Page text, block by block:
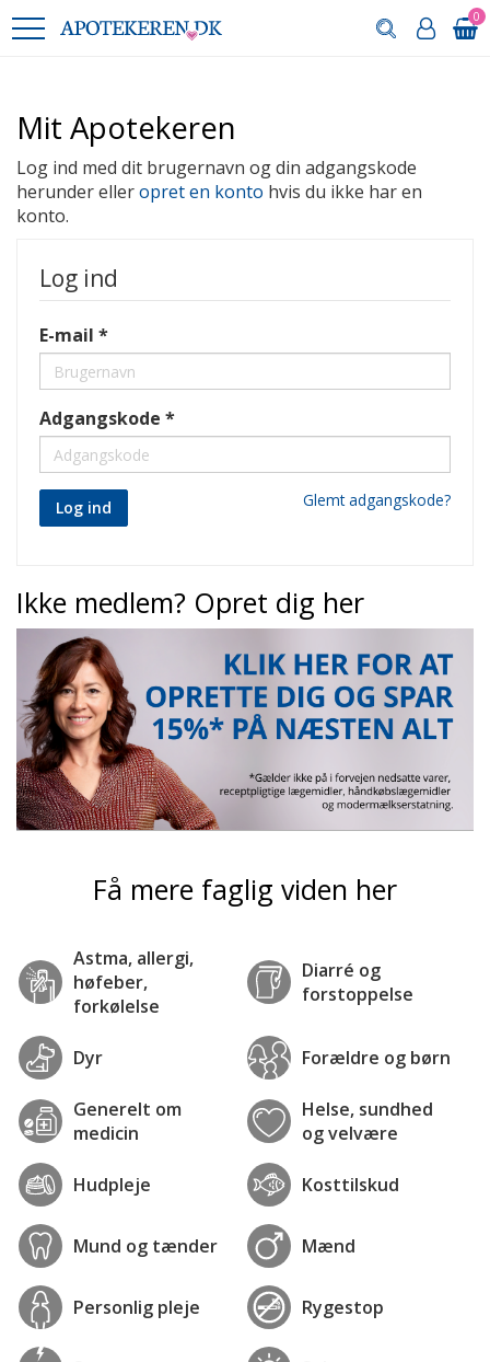
0
Mit Apotekeren
Log ind med dit brugernavn og din adgangskode
herunder elleropret en konto hvis du ikke har en
konto.
Log ind
E-mail
Adgangskode
Log ind Glemt adgangskode?
Ikke medlem? Opret dig her
Få mere faglig viden her
Astma, allergi,
høfeber,
forkølelse
Diarré og
forstoppelse
Dyr Forældre og børn
Generelt om
medicin
Helse, sundhed
og velvære
Hudpleje Kosttilskud
Mund og tænder Mænd
Personlig pleje Rygestop